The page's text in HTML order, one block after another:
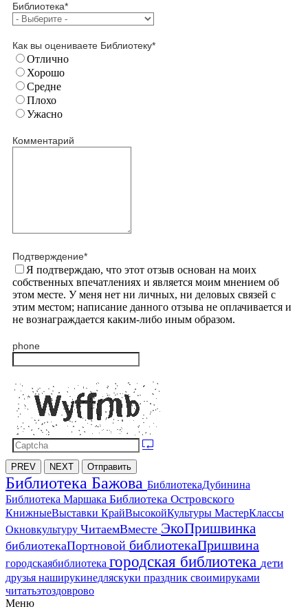
Библиотека*
Как вы оцениваете Библиотеку*
Отлично
Хорошо
Средне
Плохо
Ужасно
Комментарий
Подтверждение*
Я подтверждаю, что этот отзыв основан на моих
собственных впечатлениях и является моим мнением об
этом месте. У меня нет ни личных, ни деловых связей с
этим местом; написание данного отзыва не оплачивается и
не вознаграждается каким-либо иным образом.
phone
PREV NEXT Отправить
Библиотека Бажова БиблиотекаДубинина
Библиотека Маршака Библиотека Островского
КнижныеВыставки КрайВысокойКультуры МастерКлассы
Окновкультуру ЧитаемВместе ЭкоПришвинка
библиотекаПортновой библиотекаПришвина
городскаябиблиотека городская библиотека дети
друзья наширукинедляскуки праздник своимируками
читатьэтоздоврово
Меню